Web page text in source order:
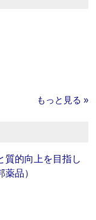
もっと見る »
質的向上を目指し
品）